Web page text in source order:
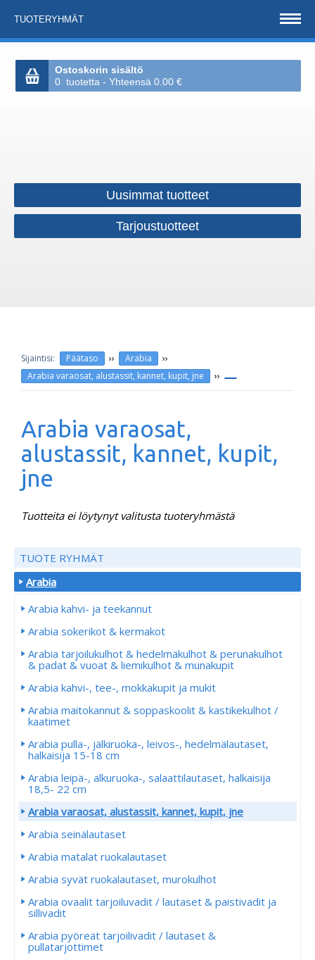
TUOTERYHMÄT
Ostoskorin sisältö
0 tuotetta - Yhteensä 0.00 €
Uusimmat tuotteet
Tarjoustuotteet
Päätaso ›› Arabia ››
Arabia varaosat, alustassit, kannet, kupit, jne ››
Arabia varaosat,
alustassit, kannet, kupit,
jne
Tuotteita ei löytynyt valitusta tuoteryhmästä
TUOTE RYHMÄT
Arabia
Arabia kahvi- ja teekannut
Arabia sokerikot & kermakot
Arabia tarjoilukulhot & hedelmäkulhot & perunakulhot
& padat & vuoat & liemikulhot & munakupit
Arabia kahvi-, tee-, mokkakupit ja mukit
Arabia maitokannut & soppaskoolit & kastikekulhot /
kaatimet
Arabia pulla-, jälkiruoka-, leivos-, hedelmälautaset,
halkaisija 15-18 cm
Arabia leipä-, alkuruoka-, salaattilautaset, halkaisija
18,5- 22 cm
Arabia varaosat, alustassit, kannet, kupit, jne
Arabia seinälautaset
Arabia matalat ruokalautaset
Arabia syvät ruokalautaset, murokulhot
Arabia ovaalit tarjoiluvadit / lautaset & paistivadit ja
sillivadit
Arabia pyöreät tarjoilivadit / lautaset &
pullatarjottimet